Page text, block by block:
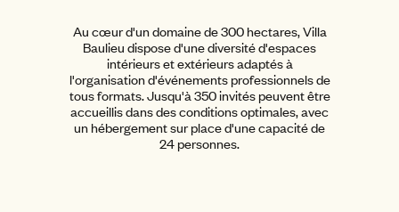
Au cœur d'un domaine de 300 hectares, Villa
Baulieu dispose d'une diversité d'espaces
intérieurs et extérieurs adaptés à
l'organisation d'événements professionnels de
tous formats. Jusqu'à 350 invités peuvent être
accueillis dans des conditions optimales, avec
un hébergement sur place d'une capacité de
24 personnes.